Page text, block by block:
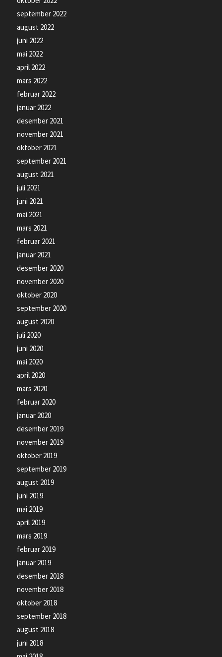
september 2022
august 2022
juni 2022
mai 2022
april 2022
mars 2022
februar 2022
januar 2022
desember 2021
november 2021
oktober 2021
september 2021
august 2021
juli 2021
juni 2021
mai 2021
mars 2021
februar 2021
januar 2021
desember 2020
november 2020
oktober 2020
september 2020
august 2020
juli 2020
juni 2020
mai 2020
april 2020
mars 2020
februar 2020
januar 2020
desember 2019
november 2019
oktober 2019
september 2019
august 2019
juni 2019
mai 2019
april 2019
mars 2019
februar 2019
januar 2019
desember 2018
november 2018
oktober 2018
september 2018
august 2018
juni 2018